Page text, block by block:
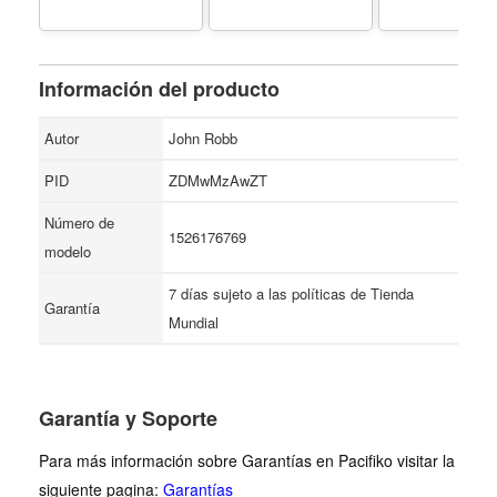
Información del producto
Autor
John Robb
PID
ZDMwMzAwZT
Número de
modelo
1526176769
Garantía
7 días sujeto a las políticas de Tienda
Mundial
Garantía y Soporte
Para más información sobre Garantías en Pacifiko visitar la
siguiente pagina: Garantías